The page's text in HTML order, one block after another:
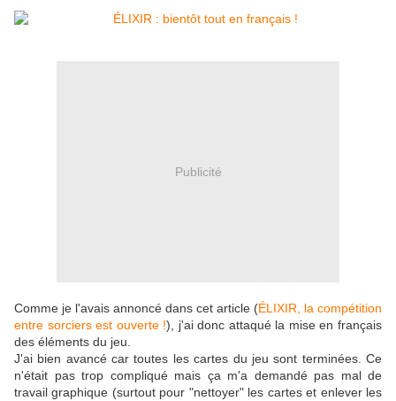
Publicité
Comme je l'avais annoncé dans cet article (ÉLIXIR, la compétition
entre sorciers est ouverte !), j'ai donc attaqué la mise en français
des éléments du jeu.
J'ai bien avancé car toutes les cartes du jeu sont terminées. Ce
n'était pas trop compliqué mais ça m'a demandé pas mal de
travail graphique (surtout pour "nettoyer" les cartes et enlever les